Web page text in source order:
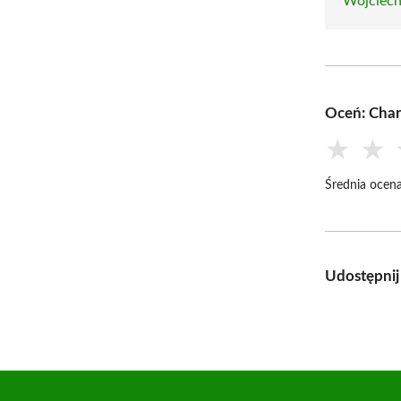
Oceń:
★ ★
Średnia
Udostępnij